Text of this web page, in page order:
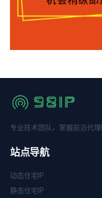
专业技术团队，掌握前沿代
站点导航
动态住宅IP
静态住宅IP